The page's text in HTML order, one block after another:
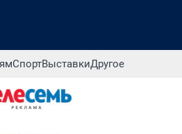
СпортВыставкиДругое